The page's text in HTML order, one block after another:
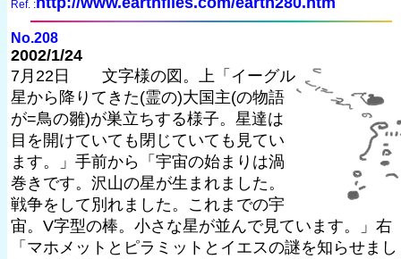
Ref. :
No.208
2002/1/24
7月22日 文字様の図。上「イーグル
星から降りてきた(霊の)大国主(の物語
が=鳥の雛)が巣立ちする様子。星達は
目を開けていても閉じていても見てい
ます。」手前から「宇宙の始まりは渦
巻きです。沢山の星が生まれました。
戦争をして別れました。これまでの宇
宙。V字型の棒。小さな星が並んで見ています。」右
「マホメットとピラミットとイエスの謎を知らせまし